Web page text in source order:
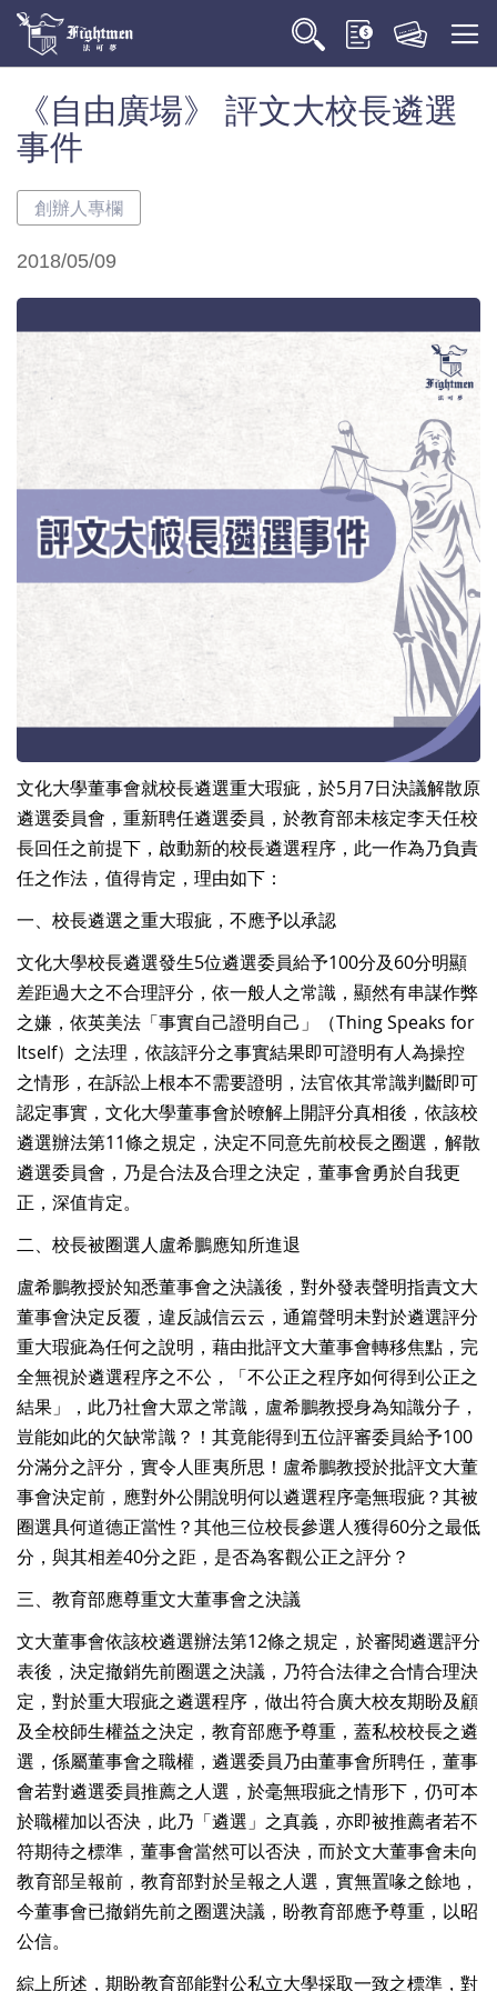
《自由廣場》 評文大校長遴選
事件
創辦人專欄
2018/05/09
文化大學董事會就校長遴選重大瑕疵，於5月7日決議解散原
遴選委員會，重新聘任遴選委員，於教育部未核定李天任校
長回任之前提下，啟動新的校長遴選程序，此一作為乃負責
任之作法，值得肯定，理由如下：
一、校長遴選之重大瑕疵，不應予以承認
文化大學校長遴選發生5位遴選委員給予100分及60分明顯
差距過大之不合理評分，依一般人之常識，顯然有串謀作弊
之嫌，依英美法「事實自己證明自己」（Thing Speaks for
Itself）之法理，依該評分之事實結果即可證明有人為操控
之情形，在訴訟上根本不需要證明，法官依其常識判斷即可
認定事實，文化大學董事會於暸解上開評分真相後，依該校
遴選辦法第11條之規定，決定不同意先前校長之圈選，解散
遴選委員會，乃是合法及合理之決定，董事會勇於自我更
正，深值肯定。
二、校長被圈選人盧希鵬應知所進退
盧希鵬教授於知悉董事會之決議後，對外發表聲明指責文大
董事會決定反覆，違反誠信云云，通篇聲明未對於遴選評分
重大瑕疵為任何之說明，藉由批評文大董事會轉移焦點，完
全無視於遴選程序之不公，「不公正之程序如何得到公正之
結果」，此乃社會大眾之常識，盧希鵬教授身為知識分子，
豈能如此的欠缺常識？！其竟能得到五位評審委員給予100
分滿分之評分，實令人匪夷所思！盧希鵬教授於批評文大董
事會決定前，應對外公開說明何以遴選程序毫無瑕疵？其被
圈選具何道德正當性？其他三位校長參選人獲得60分之最低
分，與其相差40分之距，是否為客觀公正之評分？
三、教育部應尊重文大董事會之決議
文大董事會依該校遴選辦法第12條之規定，於審閱遴選評分
表後，決定撤銷先前圈選之決議，乃符合法律之合情合理決
定，對於重大瑕疵之遴選程序，做出符合廣大校友期盼及顧
及全校師生權益之決定，教育部應予尊重，蓋私校校長之遴
選，係屬董事會之職權，遴選委員乃由董事會所聘任，董事
會若對遴選委員推薦之人選，於毫無瑕疵之情形下，仍可本
於職權加以否決，此乃「遴選」之真義，亦即被推薦者若不
符期待之標準，董事會當然可以否決，而於文大董事會未向
教育部呈報前，教育部對於呈報之人選，實無置喙之餘地，
今董事會已撤銷先前之圈選決議，盼教育部應予尊重，以昭
公信。
綜上所述，期盼教育部能對公私立大學採取一致之標準，對